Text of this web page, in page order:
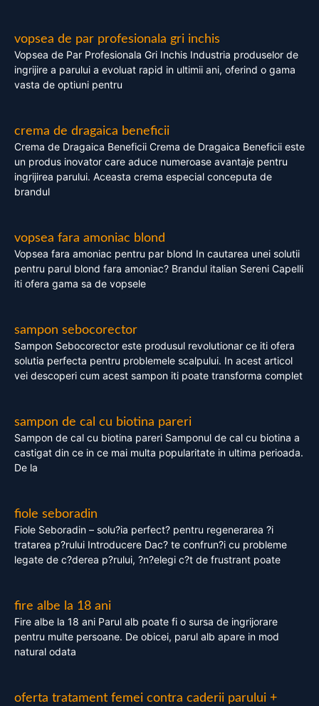
vopsea de par profesionala gri inchis
Vopsea de Par Profesionala Gri Inchis Industria produselor de
ingrijire a parului a evoluat rapid in ultimii ani, oferind o gama
vasta de optiuni pentru
crema de dragaica beneficii
Crema de Dragaica Beneficii Crema de Dragaica Beneficii este
un produs inovator care aduce numeroase avantaje pentru
ingrijirea parului. Aceasta crema especial conceputa de
brandul
vopsea fara amoniac blond
Vopsea fara amoniac pentru par blond In cautarea unei solutii
pentru parul blond fara amoniac? Brandul italian Sereni Capelli
iti ofera gama sa de vopsele
sampon sebocorector
Sampon Sebocorector este produsul revolutionar ce iti ofera
solutia perfecta pentru problemele scalpului. In acest articol
vei descoperi cum acest sampon iti poate transforma complet
sampon de cal cu biotina pareri
Sampon de cal cu biotina pareri Samponul de cal cu biotina a
castigat din ce in ce mai multa popularitate in ultima perioada.
De la
fiole seboradin
Fiole Seboradin – solu?ia perfect? pentru regenerarea ?i
tratarea p?rului Introducere Dac? te confrun?i cu probleme
legate de c?derea p?rului, ?n?elegi c?t de frustrant poate
fire albe la 18 ani
Fire albe la 18 ani Parul alb poate fi o sursa de ingrijorare
pentru multe persoane. De obicei, parul alb apare in mod
natural odata
oferta tratament femei contra caderii parului +